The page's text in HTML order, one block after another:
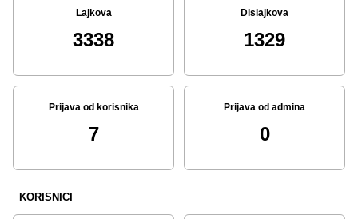
Lajkova
3338
Dislajkova
1329
Prijava od korisnika
7
Prijava od admina
0
KORISNICI